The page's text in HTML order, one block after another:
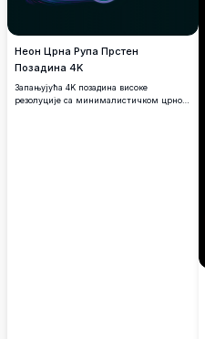
Неон Црна Рупа Прстен
Позадина 4K
Запањујућа 4K позадина високе
резолуције са минималистичком црном